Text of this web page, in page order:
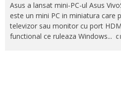
Asus a lansat mini-PC-ul Asus
este un mini PC in miniatura care
televizor sau monitor cu port
functional ce ruleaza Windows...